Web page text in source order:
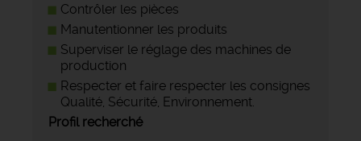
Contrôler les pièces
Manutentionner les produits
Superviser le réglage des machines de
production
Respecter et faire respecter les consignes
Qualité, Sécurité, Environnement.
Profil recherché